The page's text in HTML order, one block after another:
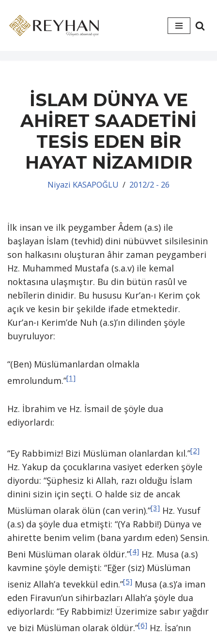
İçeriğe
İSLAM DÜNYA VE
AHİRET SAADETİNİ
TESİS EDEN BİR
HAYAT NİZAMIDIR
Niyazi KASAPOĞLU 2012/2 - 26
İlk insan ve ilk peygamber Âdem (a.s) ile
başlayan İslam (tevhid) dini nübüvvet silsilesinin
son halkasını oluşturan âhir zaman peygamberi
Hz. Muhammed Mustafa (s.a.v) ile kemal
noktasına ulaşmıştır. Bu din bütün rasûl ve
nebîlerin dinidir. Bu hususu Kur’an-ı Kerim çok
açık ve kesin bir şekilde ifade etmektedir.
Kur’an-ı Kerim’de Nuh (a.s)’ın dilinden şöyle
buyruluyor:
“(Ben) Müslümanlardan olmakla
emrolundum.”[1]
Hz. İbrahim ve Hz. İsmail de şöyle dua
ediyorlardı:
“Ey Rabbimiz! Bizi Müslüman olanlardan kıl.”[2]
Hz. Yakup da çocuklarına vasiyet ederken şöyle
diyordu: “Şüphesiz ki Allah, razı olduğu İslam
dinini sizin için seçti. O halde siz de ancak
Müslüman olarak ölün (can verin).”[3] Hz. Yusuf
(a.s) da şöyle dua etmişti: “(Ya Rabbi!) Dünya ve
ahirette benim velim (bana yardım eden) Sensin.
Beni Müslüman olarak öldür.”[4] Hz. Musa (a.s)
kavmine şöyle demişti: “Eğer (siz) Müslüman
iseniz Allah’a tevekkül edin.”[5] Musa (a.s)’a iman
eden Firavun’un sihirbazları Allah’a şöyle dua
ediyorlardı: “Ey Rabbimiz! Üzerimize sabır yağdır
ve bizi Müslüman olarak öldür.”[6] Hz. İsa’nın